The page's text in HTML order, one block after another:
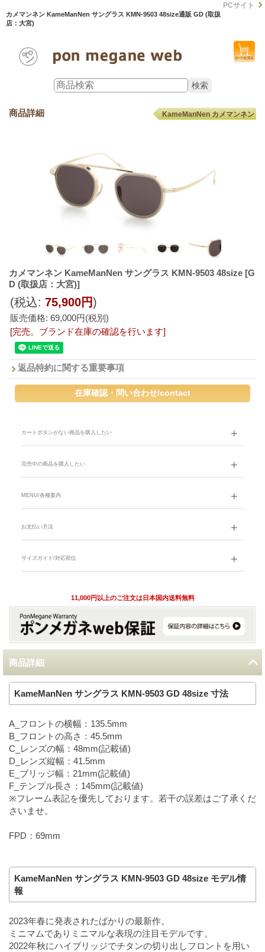
カメマンネン KameManNen サングラス KMN-9503 48size通販 GD (取扱
店：大宮)
PCサイト
商品詳細 KameManNen カメマンネン
カメマンネン KameManNen サングラス KMN-9503 48size [G
D (取扱店：大宮)]
販売価格: 69,000円(税別)
(税込: 75,900円)
[完売。ブランド在庫の確認を行います]
返品特約に関する重要事項
カートボタンがない商品を購入したい
完売中の商品を購入したい
MENU/各種案内
お支払い方法
サイズガイド/対応部位
11,000円以上のご注文は日本国内送料無料
商品詳細
KameManNen サングラス KMN-9503 GD 48size 寸法
A_フロントの横幅：135.5mm
B_フロントの高さ：45.5mm
C_レンズの幅：48mm(記載値)
D_レンズ縦幅：41.5mm
E_ブリッジ幅：21mm(記載値)
F_テンプル長さ：145mm(記載値)
※フレーム表記を優先しております。若干の誤差はご了承くだ
さいませ。
FPD：69mm
KameManNen サングラス KMN-9503 GD 48size モデル情
報
2023年春に発表されたばかりの最新作。
ミニマムでありミニマルな表現の注目モデルです。
2022年秋にハイブリッジでチタンの切り出しフロントを用い